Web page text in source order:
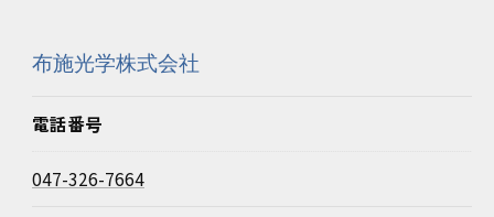
布施光学株式会社
電話番号
047-326-7664